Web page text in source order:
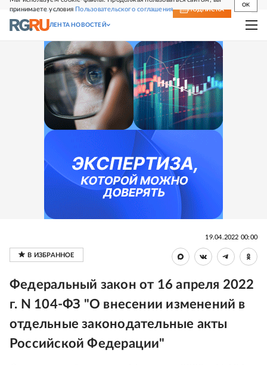
принимаете условия Пользовательского соглашения
OK
СВЕЖИЙ НОМЕР ПОДПИСКА
ЛЕНТА НОВОСТЕЙ
19.04.2022 00:00
Федеральный закон от 16 апреля 2022
г. N 104-ФЗ "О внесении изменений в
отдельные законодательные акты
Российской Федерации"